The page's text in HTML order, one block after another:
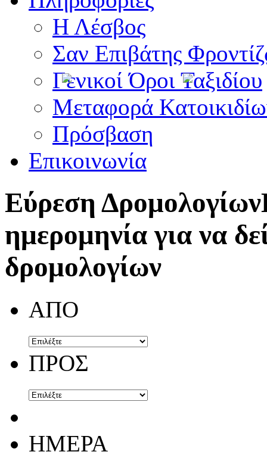
Η Λέσβος
Σαν Επιβάτης
Γενικοί Όροι Ταξιδίου
Μεταφορά
Πρόσβαση
Επικοινωνία
Εύρεση Δρομολογίων
ημερομηνία για να
δρομολογίων
ΑΠΟ
ΠΡΟΣ
ΗΜΕΡΑ